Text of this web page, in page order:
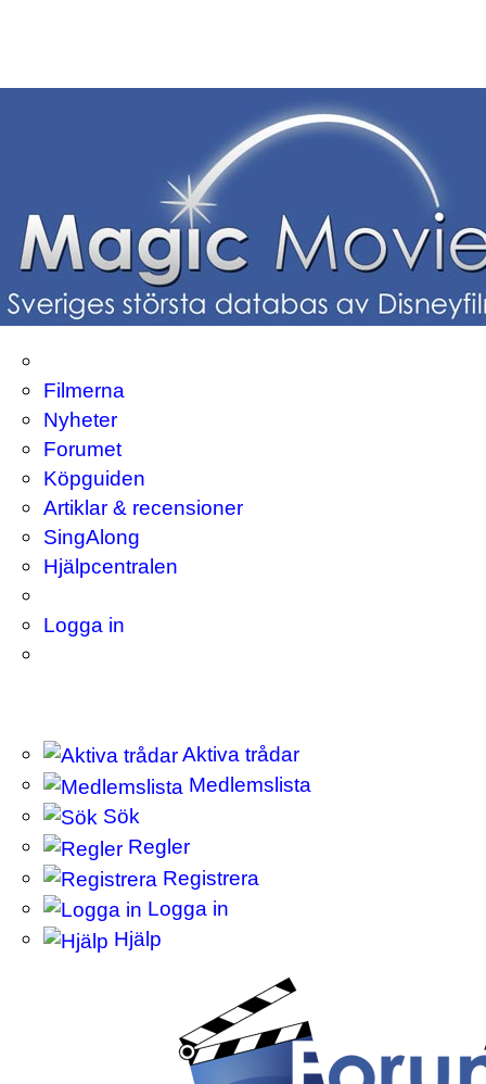
Filmerna
Nyheter
Forumet
Köpguiden
Artiklar & recensioner
SingAlong
Hjälpcentralen
Logga in
Aktiva trådar
Medlemslista
Sök
Regler
Registrera
Logga in
Hjälp